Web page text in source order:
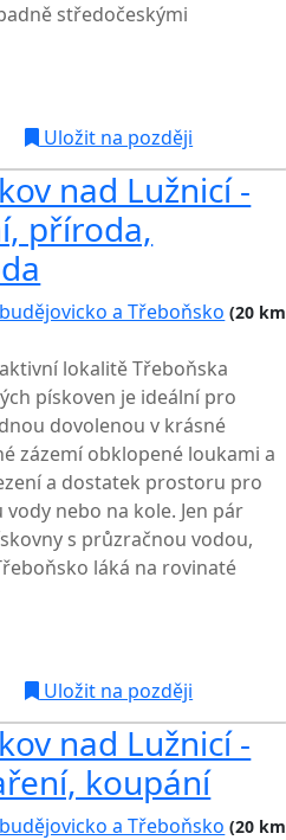
středočeskými
Uložit na později
nad Lužnicí -
příroda,
a Třeboňsko (20 km
lokalitě Třeboňska
pískoven je ideální pro
dovolenou v krásné
zázemí obklopené loukami a
a dostatek prostoru pro
nebo na kole. Jen pár
s průzračnou vodou,
láká na rovinaté
Uložit na později
nad Lužnicí -
koupání
a Třeboňsko (20 km